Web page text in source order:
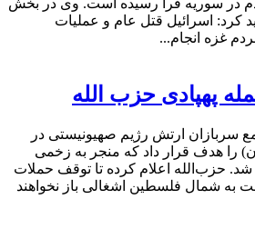
کرد: اسرائیل قتل عام و عملیات
غزه انجام...
پهپادی حزب الله
سربازان ارتش رژیم صهیونیستی در
را هدف قرار داد که منجر به زخمی
شد. حزب‌الله اعلام کرده تا توقف حملات
به شمال فلسطین اشغالی باز نخواهند